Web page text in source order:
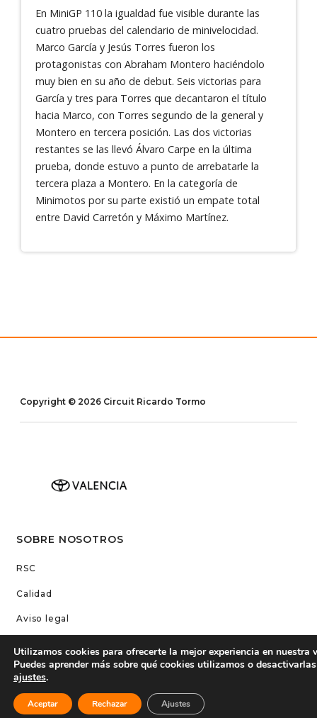
En MiniGP 110 la igualdad fue visible durante las
cuatro pruebas del calendario de minivelocidad.
Marco García y Jesús Torres fueron los
protagonistas con Abraham Montero haciéndolo
muy bien en su año de debut. Seis victorias para
García y tres para Torres que decantaron el título
hacia Marco, con Torres segundo de la general y
Montero en tercera posición. Las dos victorias
restantes se las llevó Álvaro Carpe en la última
prueba, donde estuvo a punto de arrebatarle la
tercera plaza a Montero. En la categoría de
Minimotos por su parte existió un empate total
entre David Carretón y Máximo Martínez.
Copyright © 2026 Circuit Ricardo Tormo
SOBRE NOSOTROS
RSC
Calidad
Aviso legal
Acreditaciones
Empleo
Utilizamos cookies para ofrecerte la mejor experiencia en nuestra
Puedes aprender más sobre qué cookies utilizamos o
ajustes.
Aceptar Rechazar Ajustes